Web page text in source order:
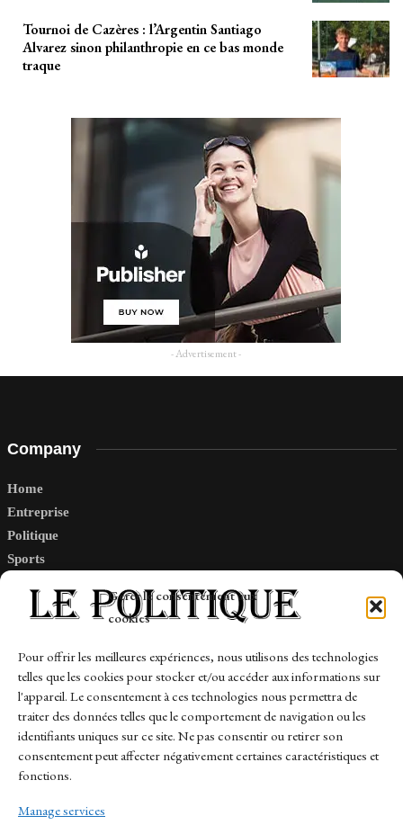
Gérer le consentement aux
cookies
Pour offrir les meilleures expériences, nous utilisons des technologies
telles que les cookies pour stocker et/ou accéder aux informations sur
l'appareil. Le consentement à ces technologies nous permettra de
traiter des données telles que le comportement de navigation ou les
identifiants uniques sur ce site. Ne pas consentir ou retirer son
consentement peut affecter négativement certaines caractéristiques et
fonctions.
Manage services
Tournoi de Cazères : l’Argentin Santiago
Alvarez sinon philanthropie en ce bas monde
traque
- Advertisement -
Company
Home
Entreprise
Politique
Sports
Links
Contact
Sitemap